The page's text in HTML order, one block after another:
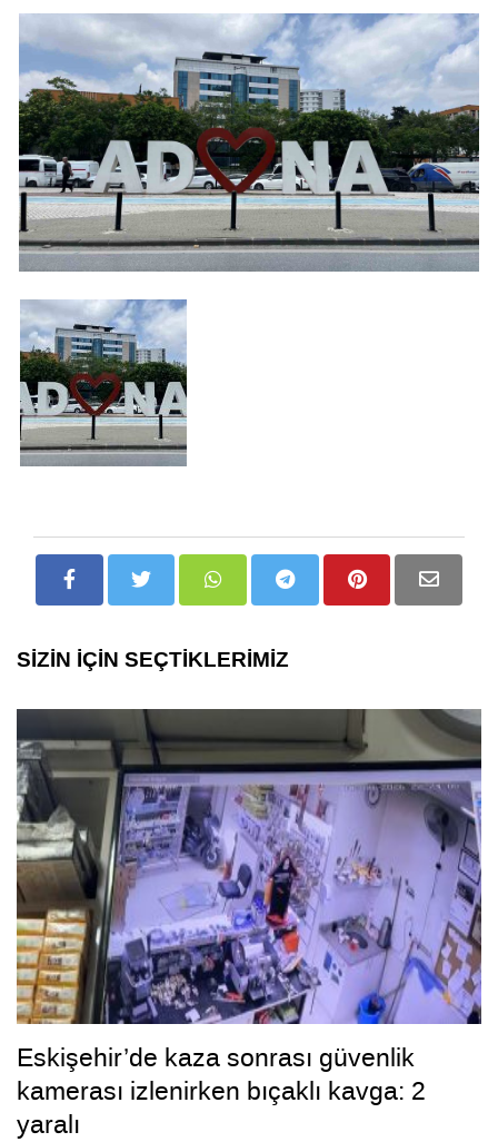
SİZİN İÇİN SEÇTİKLERİMİZ
Eskişehir’de kaza sonrası güvenlik
kamerası izlenirken bıçaklı kavga: 2
yaralı